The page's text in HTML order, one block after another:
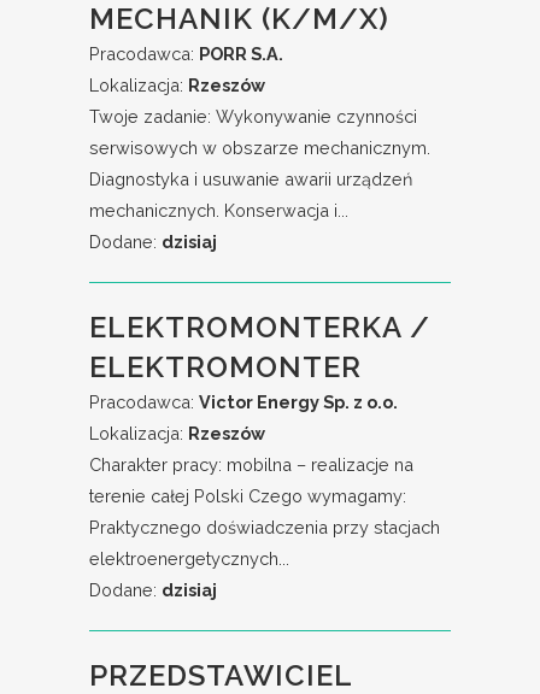
MECHANIK (K/M/X)
Pracodawca: PORR S.A.
Lokalizacja: Rzeszów
Twoje zadanie: Wykonywanie czynności
serwisowych w obszarze mechanicznym.
Diagnostyka i usuwanie awarii urządzeń
mechanicznych. Konserwacja i...
Dodane: dzisiaj
ELEKTROMONTERKA /
ELEKTROMONTER
Pracodawca: Victor Energy Sp. z o.o.
Lokalizacja: Rzeszów
Charakter pracy: mobilna – realizacje na
terenie całej Polski Czego wymagamy:
Praktycznego doświadczenia przy stacjach
elektroenergetycznych...
Dodane: dzisiaj
PRZEDSTAWICIEL